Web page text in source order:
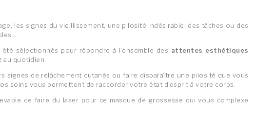
les signes du vieillissement, une pilosité indésirable, des tâches ou des
sélectionnés pour répondre à l’ensemble des attentes esthétiques
au quotidien.
signes de relâchement cutanés ou faire disparaître une pilosité que vous
soins vous permettent de raccorder votre état d’esprit à votre corps.
de faire du laser pour ce masque de grossesse qui vous complexe